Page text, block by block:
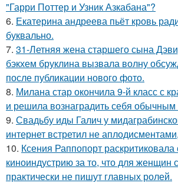
"Гарри Поттер и Узник Азкабана"?
6. Екатерина андреева пьёт кровь
буквально.
7. 31-Летняя жена старшего сына
бэкхем бруклина вызвала волну
после публикации нового фото.
8. Милана стар окончила 9-й класс с
и решила вознаградить себя
9. Свадьбу иды Галич у
интернет встретил не
10. Ксения Раппопорт
киноиндустрию за то, что для женщин
практически не пишут главных ролей.